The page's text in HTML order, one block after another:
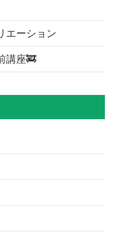
エーション
講座🚒